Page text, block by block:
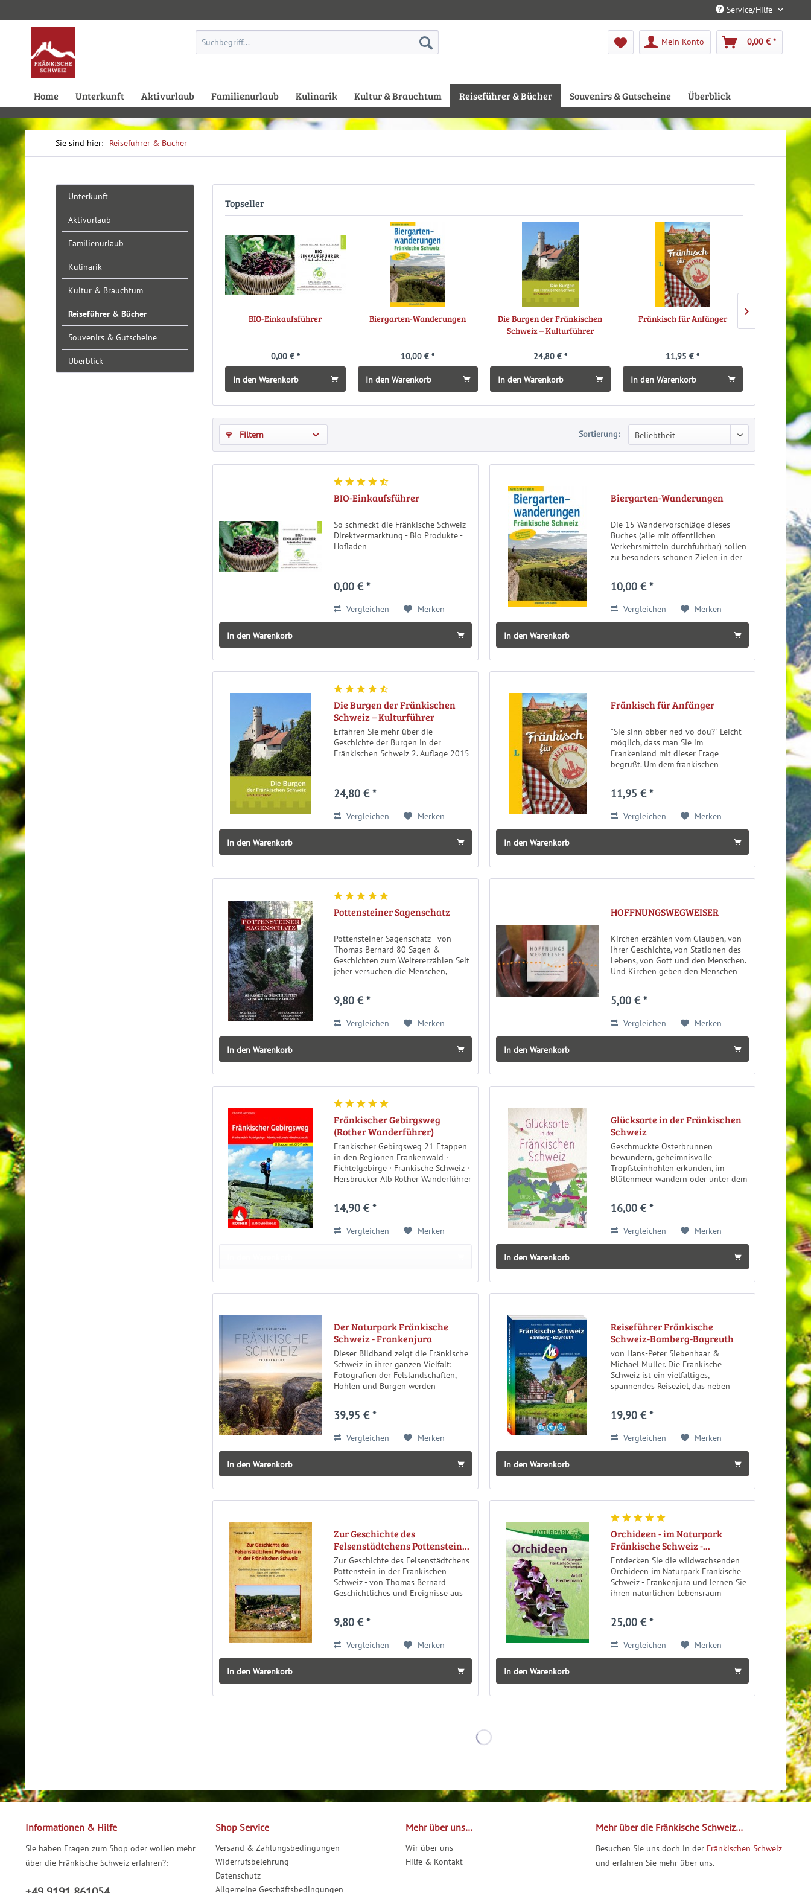
Service/Hilfe
Mein Konto 0,00 € *
Home Unterkunft Aktivurlaub Familienurlaub Kulinarik Kultur & Brauchtum Reiseführer & Bücher Souvenirs & Gutscheine Überblick
Reiseführer & Bücher
Unterkunft
Aktivurlaub
Familienurlaub
Kulinarik
Kultur & Brauchtum
Reiseführer & Bücher
Souvenirs & Gutscheine
Überblick
Topseller
BIO-Einkaufsführer
0,00 € *
In den Warenkorb
Biergarten-Wanderungen
10,00 € *
In den Warenkorb
Die Burgen der Fränkischen
Schweiz – Kulturführer
24,80 € *
In den Warenkorb
Fränkisch für Anfänger
11,95 € *
In den Warenkorb In den
Filtern Sortierung:
BIO-Einkaufsführer
So schmeckt die Fränkische Schweiz
Direktvermarktung - Bio Produkte -
Hofläden
0,00 € *
Vergleichen Merken
In den Warenkorb
Biergarten-Wanderungen
Die 15 Wandervorschläge dieses
Buches (alle mit öffentlichen
Verkehrsmitteln durchführbar) sollen
zu besonders schönen Zielen in der
Wanderer sich nicht nur an der...
10,00 € *
Vergleichen Merken
In den Warenkorb
Die Burgen der Fränkischen
Schweiz – Kulturführer
Erfahren Sie mehr über die
Geschichte der Burgen in der
Fränkischen Schweiz 2. Auflage 2015
24,80 € *
Vergleichen Merken
In den Warenkorb
Fränkisch für Anfänger
"Sie sinn obber ned vo dou?" Leicht
möglich, dass man Sie im
Frankenland mit dieser Frage
begrüßt. Um dem fränkischen
begegnen zu können, soll Ihnen
11,95 € *
Vergleichen Merken
In den Warenkorb
Pottensteiner Sagenschatz
Pottensteiner Sagenschatz - von
Thomas Bernard 80 Sagen &
Geschichten zum Weitererzählen Seit
jeher versuchen die Menschen,
Dabei versucht der Volksglaube nicht
9,80 € *
Vergleichen Merken
In den Warenkorb
HOFFNUNGSWEGWEISER
Kirchen erzählen vom Glauben, von
ihrer Geschichte, von Stationen des
Lebens, von Gott und den Menschen.
Und Kirchen geben den Menschen
Stille und der Zuversicht. Im...
5,00 € *
Vergleichen Merken
In den Warenkorb
Fränkischer Gebirgsweg
(Rother Wanderführer)
Fränkischer Gebirgsweg 21 Etappen
in den Regionen Frankenwald ·
Fichtelgebirge · Fränkische Schweiz ·
Hersbrucker Alb Rother Wanderführer
21 Wanderkärtchen im Maßstab...
14,90 € *
Vergleichen Merken
Glücksorte in der Fränkischen
Schweiz
Geschmückte Osterbrunnen
bewundern, geheimnisvolle
Tropfsteinhöhlen erkunden, im
Blütenmeer wandern oder unter dem
Fränkische Schweiz zu inspirierenden
16,00 € *
Vergleichen Merken
In den Warenkorb
Der Naturpark Fränkische
Schweiz - Frankenjura
Dieser Bildband zeigt die Fränkische
Schweiz in ihrer ganzen Vielfalt:
Fotografien der Felslandschaften,
Höhlen und Burgen werden
ist auch ein echter Hidden-Champion
39,95 € *
Vergleichen Merken
In den Warenkorb
Reiseführer Fränkische
Schweiz-Bamberg-Bayreuth
von Hans-Peter Siebenhaar &
Michael Müller. Die Fränkische
Schweiz ist ein vielfältiges,
spannendes Reiseziel, das neben
aufweist. Ob im Frühjahr zur Zeit der
19,90 € *
Vergleichen Merken
In den Warenkorb
Zur Geschichte des
Felsenstädtchens Pottenstein...
Zur Geschichte des Felsenstädtchens
Pottenstein in der Fränkischen
Schweiz - von Thomas Bernard
Geschichtliches und Ereignisse aus
Ortsteile Ein Blick in die Historie
9,80 € *
Vergleichen Merken
In den Warenkorb
Orchideen - im Naturpark
Fränkische Schweiz -...
Entdecken Sie die wildwachsenden
Orchideen im Naturpark Fränkische
Schweiz - Frankenjura und lernen Sie
ihren natürlichen Lebensraum
Riechelmann alle 43 aktuellen
25,00 € *
Vergleichen Merken
In den Warenkorb
Informationen & Hilfe
Sie haben Fragen zum Shop oder wollen mehr
über die Fränkische Schweiz erfahren?:
Shop Service
Versand & Zahlungsbedingungen
Widerrufsbelehrung
Datenschutz
Allgemeine Geschäftsbedingungen
Mehr über uns…
Wir über uns
Hilfe & Kontakt
Mehr über die Fränkische Schweiz…
Besuchen Sie uns doch in der Fränkischen Schweiz
und erfahren Sie mehr über uns.